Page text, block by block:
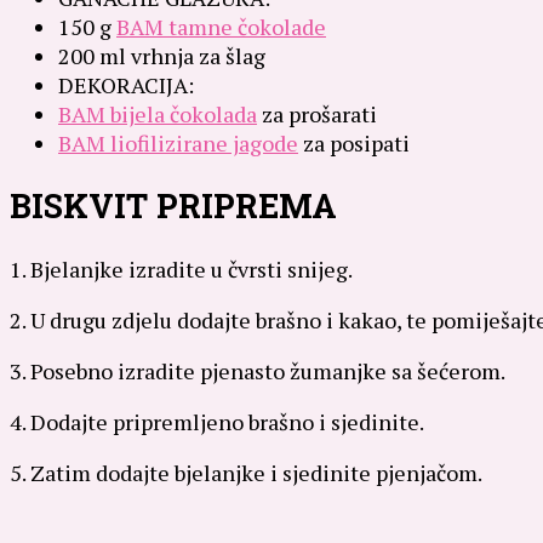
150 gBAM tamne čokolade
200 ml vrhnja za šlag
DEKORACIJA:
BAM bijela čokolada za prošarati
BAM liofilizirane jagode za posipati
BISKVIT PRIPREMA
1. Bjelanjke izradite u čvrsti snijeg.
2. U drugu zdjelu dodajte brašno i kakao, te
3. Posebno izradite pjenasto žumanjke sa šećerom.
4. Dodajte pripremljeno brašno i sjedinite.
5. Zatim dodajte bjelanjke i sjedinite pjenjačom.